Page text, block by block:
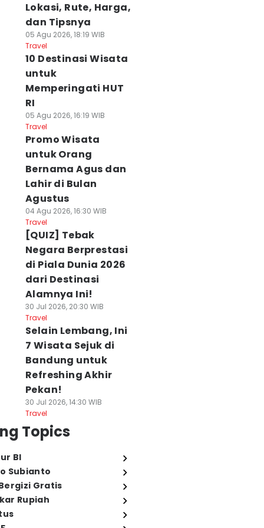
Lokasi, Rute, Harga,
dan Tipsnya
05 Agu 2026, 18:19 WIB
Travel
10 Destinasi Wisata
untuk
Memperingati HUT
RI
05 Agu 2026, 16:19 WIB
Travel
Promo Wisata
untuk Orang
Bernama Agus dan
Lahir di Bulan
Agustus
04 Agu 2026, 16:30 WIB
Travel
[QUIZ] Tebak
Negara Berprestasi
di Piala Dunia 2026
dari Destinasi
Alamnya Ini!
30 Jul 2026, 20:30 WIB
Travel
Selain Lembang, Ini
7 Wisata Sejuk di
Bandung untuk
Refreshing Akhir
Pekan!
30 Jul 2026, 14:30 WIB
Travel
Topics
BI
Subianto
Gratis
Rupiah